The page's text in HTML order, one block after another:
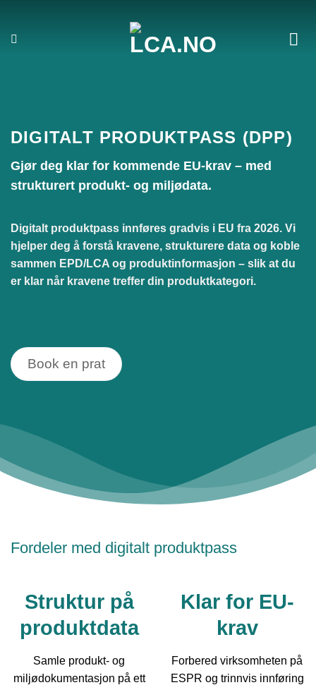
content
DIGITALT PRODUKTPASS (DPP)
Gjør deg klar for kommende EU-krav – med
strukturert produkt- og miljødata.
Digitalt produktpass innføres gradvis i EU fra 2026. Vi
hjelper deg å forstå kravene, strukturere data og koble
sammen EPD/LCA og produktinformasjon – slik at du
er klar når kravene treffer din produktkategori.
Book en prat
Fordeler med digitalt produktpass
Struktur på
produktdata
Samle produkt- og
miljødokumentasjon på ett
Klar for EU-
krav
Forbered virksomheten på
ESPR og trinnvis innføring